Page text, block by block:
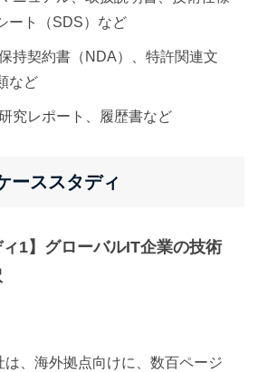
ート（SDS）など
持契約書（NDA）、特許関連文
など
究レポート、履歴書など
ーススタディ
ィ1】グローバルIT企業の技術
は、海外拠点向けに、数百ページ